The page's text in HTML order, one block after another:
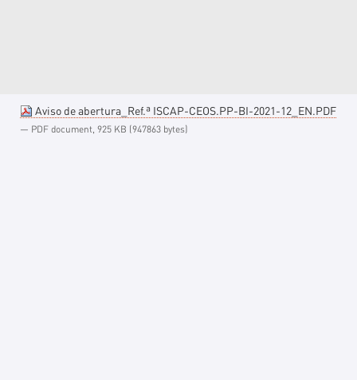
Aviso de abertura_Ref.ª ISCAP-CEOS.PP-BI-2021-12_EN.PDF
— PDF document, 925 KB (947863 bytes)